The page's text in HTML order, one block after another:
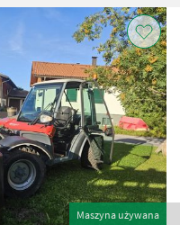
Maszyna używana